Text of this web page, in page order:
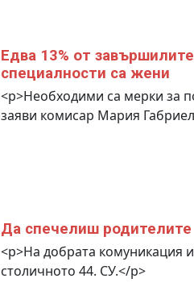
Едва 13% от
специалности са жени
<p>Необходими са мерки за
заяви комисар Мария
Да спечелиш родителите
<p>На добрата комуникация
столичното 44. СУ.</p>